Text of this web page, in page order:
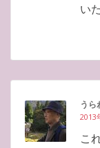
い
うら
2013
こ